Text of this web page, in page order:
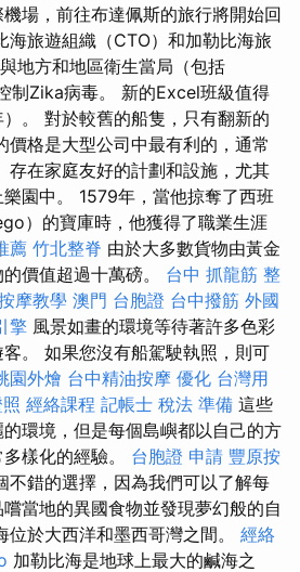
場，前往布達佩斯的旅行將開始回
海旅遊組織（CTO）和加勒比海旅
地方和地區衛生當局（包括
制Zika病毒。 新的Excel班級值得
。 對於較舊的船隻，只有翻新的
價格是大型公司中最有利的，通常
存在家庭友好的計劃和設施，尤其
園中。 1579年，當他掠奪了西班
）的寶庫時，他獲得了職業生涯
薦 竹北整脊 由於大多數貨物由黃金
價值超過十萬磅。 台中 抓龍筋 整
摩教學 澳門 台胞證 台中撥筋 外國
擎 風景如畫的環境等待著許多色彩
。 如果您沒有船駕駛執照，則可
園外燴 台中精油按摩 優化 台灣用
經絡課程 記帳士 稅法 準備 這些
環境，但是每個島嶼都以自己的方
樣化的經驗。 台胞證 申請 豐原按
不錯的選擇，因為我們可以了解每
當地的異國食物並發現夢幻般的自
於大西洋和墨西哥灣之間。 經絡
加勒比海是地球上最大的鹹海之